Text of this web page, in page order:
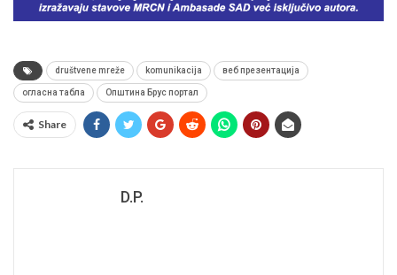
društvene mreže komunikacija веб презентација
огласна табла Општина Брус портал
Share
D.P.